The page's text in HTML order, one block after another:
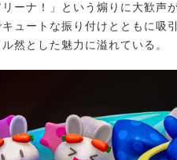
リーナ！」という煽りに大歓声
キュートな振り付けとともに吸
然とした魅力に溢れている。